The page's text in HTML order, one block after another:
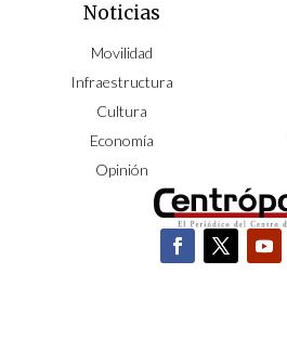
Noticias
Movilidad
Infraestructura
Cultura
Economía
Opinión